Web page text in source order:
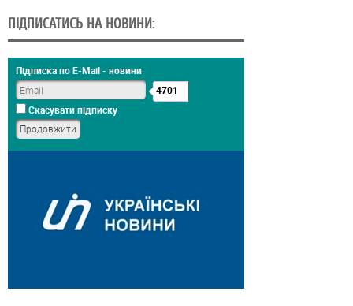
ПІДПИСАТИСЬ НА НОВИНИ:
Підписка по E-Mail - новини
4701
Скасувати підписку